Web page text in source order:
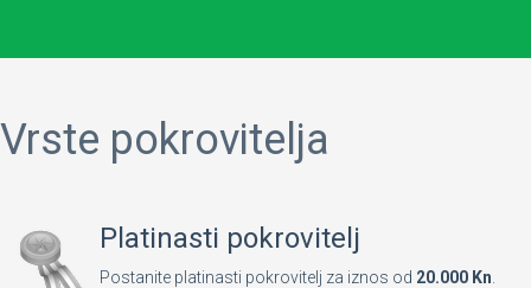
Vrste pokrovitelja
Platinasti pokrovitelj
Postanite platinasti pokrovitelj za iznos od 20.000 Kn